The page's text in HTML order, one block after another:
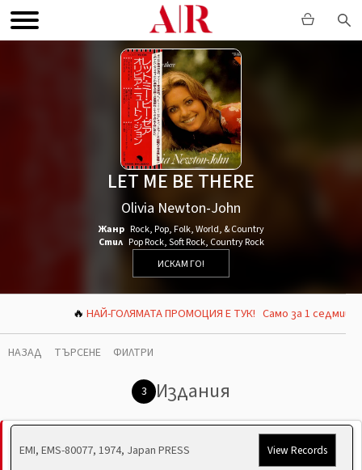
LET ME BE THERE
Olivia Newton-John
Жанр Rock,Pop,Folk, World, & Country
Стил Pop Rock,Soft Rock, Country Rock
ИСКАМ ГО!
НАЙ-ГОЛЯМАТА ПРОМОЦИЯ Е ТУК! Само за 1 седмица –
НАЗАД ТЪРСЕНЕ ФИЛТРИ
3 Издания
EMI, EMS-80077, 1974, Japan PRESS View Records